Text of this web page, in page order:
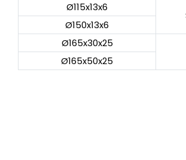
Ø115x13x6
Ø150x13x6
Ø165x30x25
Ø165x50x25